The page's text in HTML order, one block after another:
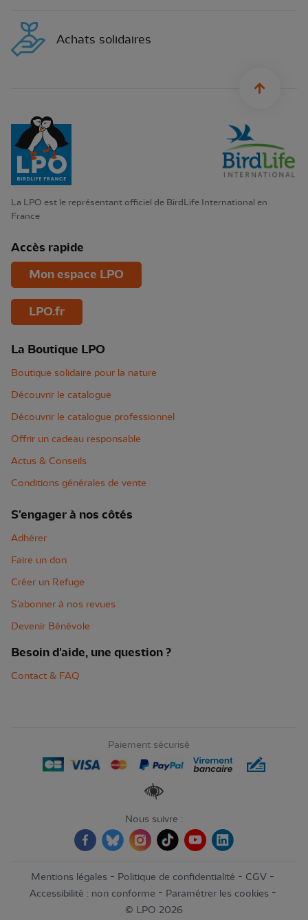
Achats solidaires
La LPO est le représentant officiel de BirdLife International en
France
Accès rapide
Mon espace LPO
LPO.fr
La Boutique LPO
Boutique solidaire pour la nature
Découvrir le catalogue
Découvrir le catalogue professionnel
Offrir un cadeau responsable
Actus & Conseils
Conditions générales de vente
S'engager à nos côtés
Adhérer
Faire un don
Créer un Refuge
S'abonner à nos revues
Devenir Bénévole
Besoin d'aide, une question ?
Contact & FAQ
Paiement sécurisé
Renforcer les contrastes
Nous suivre :
Mentions légales - Politique de confidentialité - CGV -
Accessibilité : non conforme - Paramétrer les cookies -
© LPO 2026